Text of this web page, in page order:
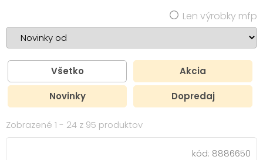
Len výrobky mfp
Všetko Akcia
Novinky Dopredaj
Zobrazené 1 - 24 z 95 produktov
kód: 8886650